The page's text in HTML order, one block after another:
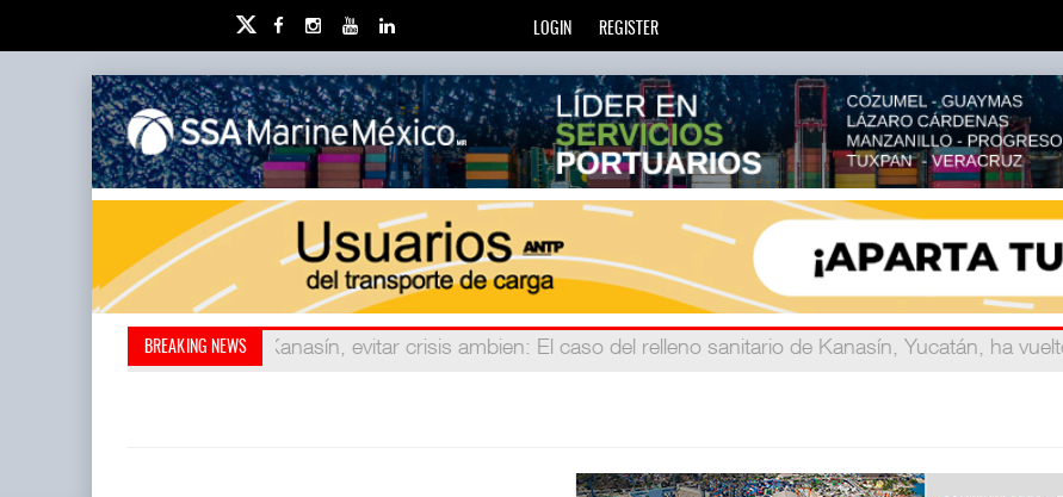
LOGIN REGISTER
BREAKING NEWS Kanasín, evitar crisis ambien
AMANAC, treinta y nueve años: La transformación del comercio marítimo mundial